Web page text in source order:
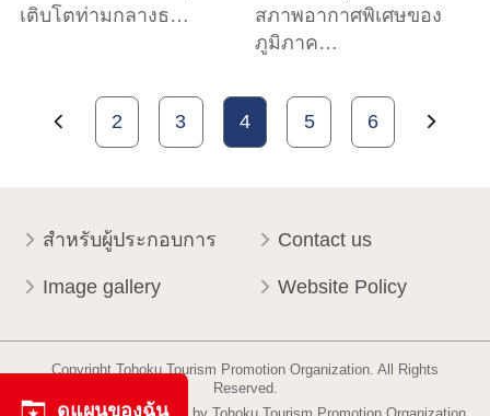
เติบโตท่ามกลางธ…
สภาพอากาศพิเศษของ
ภูมิภาค…
2 3 4 5 6
สำหรับผู้ประกอบการ Contact us
Image gallery Website Policy
Copyright Tohoku Tourism Promotion Organization. All Rights
Reserved.
ดูแผนของฉัน